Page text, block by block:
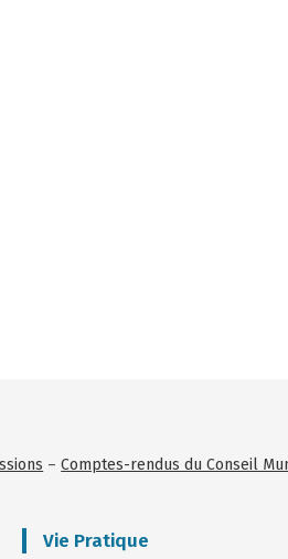
–Comptes-rendus du Conseil
Vie Pratique